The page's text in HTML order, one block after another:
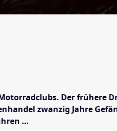
Der frühere
zwanzig Jahre
…